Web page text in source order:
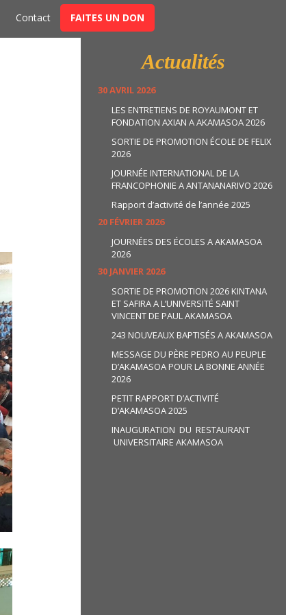
Contact FAITES UN DON
Actualités
30 AVRIL 2026
LES ENTRETIENS DE ROYAUMONT ET
FONDATION AXIAN A AKAMASOA 2026
SORTIE DE PROMOTION ÉCOLE DE FELIX
2026
JOURNÉE INTERNATIONAL DE LA
FRANCOPHONIE A ANTANANARIVO 2026
Rapport d’activité de l’année 2025
20 FÉVRIER 2026
JOURNÉES DES ÉCOLES A AKAMASOA
2026
30 JANVIER 2026
SORTIE DE PROMOTION 2026 KINTANA
ET SAFIRA A L’UNIVERSITÉ SAINT
VINCENT DE PAUL AKAMASOA
243 NOUVEAUX BAPTISÉS A AKAMASOA
MESSAGE DU PÈRE PEDRO AU PEUPLE
D’AKAMASOA POUR LA BONNE ANNÉE
2026
PETIT RAPPORT D’ACTIVITÉ
D’AKAMASOA 2025
INAUGURATION DU RESTAURANT
UNIVERSITAIRE AKAMASOA